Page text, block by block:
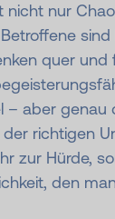
nicht nur
quer und
– aber genau
der richtigen
zur Hürde,
den